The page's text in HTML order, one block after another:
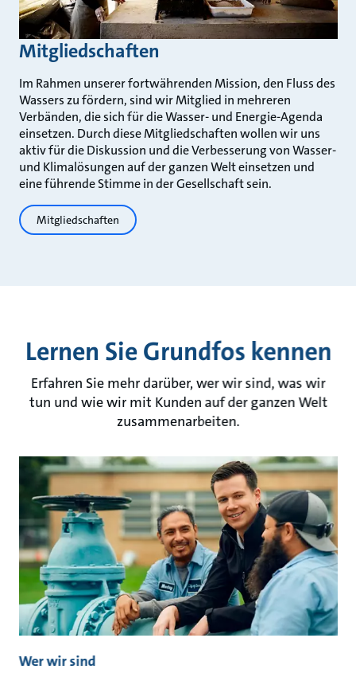
Mitgliedschaften
Im Rahmen unserer fortwährenden Mission, den Fluss des
Wassers zu fördern, sind wir Mitglied in mehreren
Verbänden, die sich für die Wasser- und Energie-Agenda
einsetzen. Durch diese Mitgliedschaften wollen wir uns
aktiv für die Diskussion und die Verbesserung von Wasser-
und Klimalösungen auf der ganzen Welt einsetzen und
eine führende Stimme in der Gesellschaft sein.
Mitgliedschaften
Lernen Sie Grundfos kennen
Erfahren Sie mehr darüber, wer wir sind, was wir
tun und wie wir mit Kunden auf der ganzen Welt
zusammenarbeiten.
Wer wir sind